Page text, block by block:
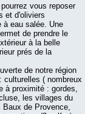
vous reposer
et d'oliviers
à eau salée. Une
de prendre le
à la belle
prés de la
de notre région
( nombreux
à proximité : gordes,
les villages du
Baux de Provence,